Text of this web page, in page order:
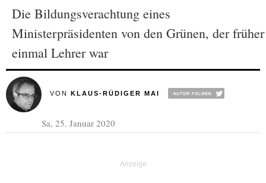
Die Bildungsverachtung eines
Ministerpräsidenten von den Grünen, der früher
einmal Lehrer war
VON KLAUS-RÜDIGER MAI
Sa, 25. Januar 2020